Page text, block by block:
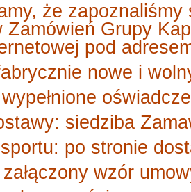
że
Zamówień Grupy
pod
nowe i
siedziba
po stronie
wzór